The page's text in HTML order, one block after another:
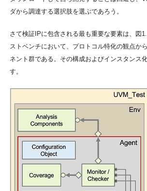
ダから調達する選択肢を選ぶであろう。
さて検証IPに包含される最も重要な要素は、図
ストベンチにおいて、プロトコル特化の観点か
ネント群である。その構成およびインスタンス
す。